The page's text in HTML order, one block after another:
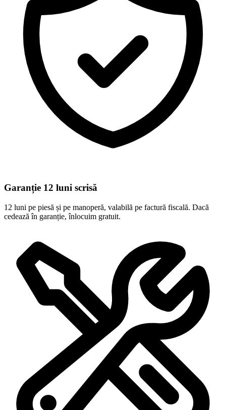
Garanție 12 luni scrisă
12 luni pe piesă și pe manoperă, valabilă pe factură fiscală. Dacă
cedează în garanție, înlocuim gratuit.